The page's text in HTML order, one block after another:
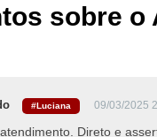
sobre o
#Luciana 09/03/2025
Direto e